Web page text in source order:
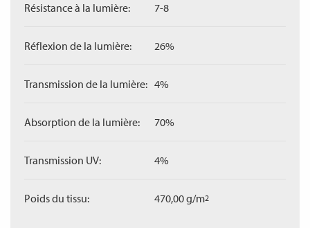
Résistance à la lumière: 7-8
Réflexion de la lumière: 26%
Transmission de la lumière: 4%
Absorption de la lumière: 70%
Transmission UV: 4%
Poids du tissu: 470,00 g/m2